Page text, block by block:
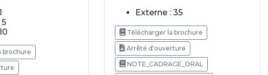
brochure
Externe : 35
Télécharger la brochure
Arrêté d'ouverture
NOTE_CADRAGE_ORAL